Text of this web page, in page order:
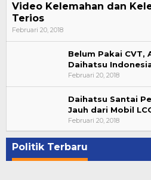
Video Kelemahan dan
Terios
Februari 20, 2018
Belum Pakai CVT,
Daihatsu
Februari 20, 2018
Daihatsu Santai
Jauh dari Mobil
Februari 20, 2018
Politik Terbaru
Suharto Dipercaya Jadi
PBSI 2020-2024
Di NASIONAL, POLITIK